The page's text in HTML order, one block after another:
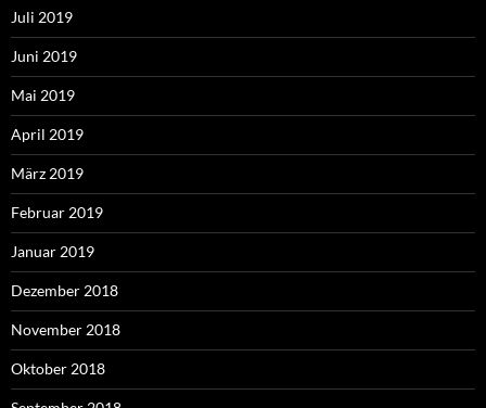
Juli 2019
Juni 2019
Mai 2019
April 2019
März 2019
Februar 2019
Januar 2019
Dezember 2018
November 2018
Oktober 2018